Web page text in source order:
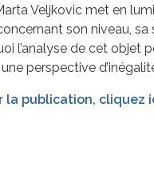
Veljkovic met en
son niveau,
l’analyse de cet objet
perspective
la publication, cliquez